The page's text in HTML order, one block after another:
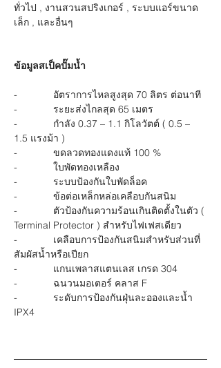
ทั่วไป , งานสวนสปริงเกอร์ , ระบบแอร์ขนาด
เล็ก , และอื่นๆ
ข้อมูลสเป็คปั๊มน้ำ
-             อัตราการไหลสูงสุด 70 ลิตร ต่อนาที
-             ระยะส่งไกลสุด 65 เมตร
-             กำลัง 0.37 – 1.1 กิโลวัตต์ ( 0.5 –
1.5 แรงม้า )
-             ขดลวดทองแดงแท้ 100 %
-             ใบพัดทองเหลือง
-             ระบบป้องกันใบพัดล็อค
-             ข้อต่อเหล็กหล่อเคลือบกันสนิม
-             ตัวป้องกันความร้อนเกินติดตั้งในตัว (
Terminal Protector ) สำหรับไฟเฟสเดียว
-             เคลือบการป้องกันสนิมสำหรับส่วนที่
สัมผัสน้ำหรือเปียก
-             แกนเพลาสแตนเลส เกรด 304
-             ฉนวนมอเตอร์ คลาส F
-             ระดับการป้องกันฝุ่นละอองและน้ำ
IPX4